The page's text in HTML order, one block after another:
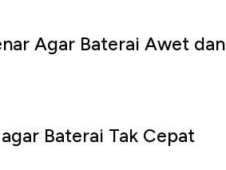
Agar Baterai Awet dan
Baterai Tak Cepat